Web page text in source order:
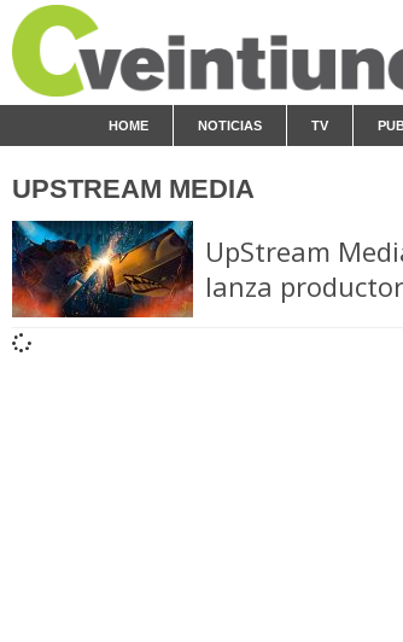
HOME NOTICIAS TV
UPSTREAM MEDIA
UpStream
lanza